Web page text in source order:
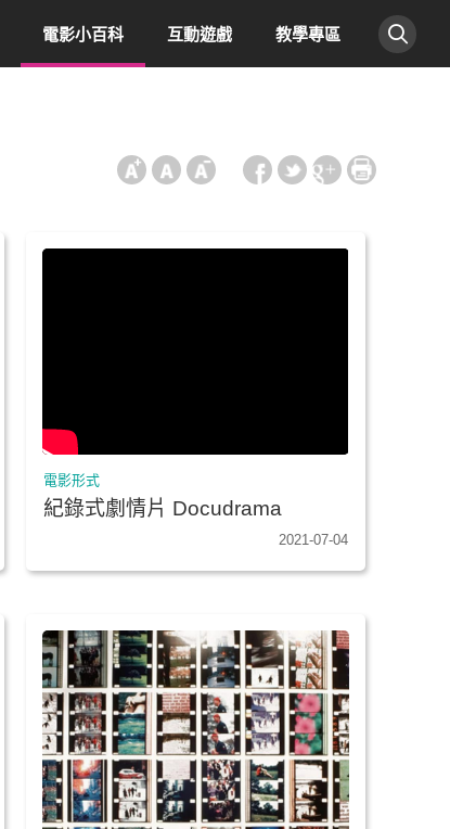
電影小百科 互動遊戲 教學專區
電影形式
紀錄式劇情片 Docudrama
2021-07-04